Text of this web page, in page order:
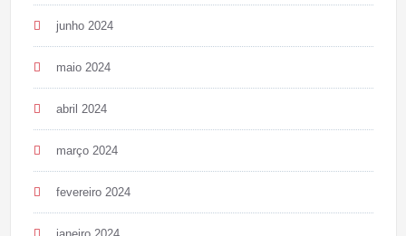
junho 2024
maio 2024
abril 2024
março 2024
fevereiro 2024